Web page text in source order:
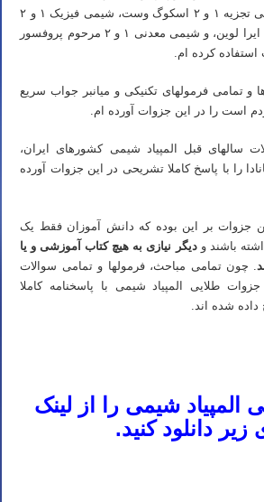
و ۳ موریسون بوید، شیمی تجزیه ۱ و ۲ اسکوگ وست، شیمی فیزیک ۱ و ۲
اتکینز و شیمی کوانتومی ایرا لوین، و شیمی معدنی ۱ و ۲ مرحوم پروفسور
استفاده کرده ام.
و تمامی فرمولهای تکنیکی و میانبر جواب سریع
است را در این جزوات آورده ام.
سالهای قبل المپیاد شیمی کشورهای ایران،
را با پاسخ کاملا تشریحی در این جزوات آورده
جزوات بر این بوده که دانش آموزان فقط یک
باشند ودیگر نیازی به هیچ کتاب آموزشی و یا
. چون تمامی مباحث، فرمولها و تمامی سوالات
طلایی المپیاد شیمی با پاسخنامه کاملا
شده اند.
المپیاد شیمی را از لینک
زیر دانلود کنید.